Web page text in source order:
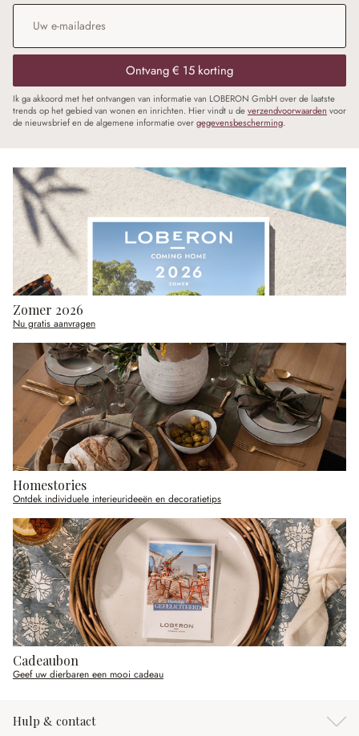
E-mailadres
Ontvang € 15 korting
Ik ga akkoord met het ontvangen van informatie van LOBERON GmbH over de laatste
trends op het gebied van wonen en inrichten. Hier vindt u deverzendvoorwaarden voor
de nieuwsbrief en de algemene informatie overgegevensbescherming.
Zomer 2026
Nu gratis aanvragen
Homestories
Ontdek individuele interieurideeën en decoratietips
Cadeaubon
Geef uw dierbaren een mooi cadeau
Hulp & contact